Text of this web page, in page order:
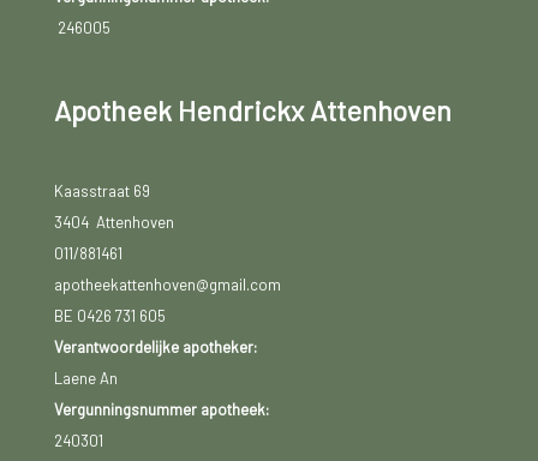
246005
Apotheek Hendrickx Attenhoven
Kaasstraat 69
3404 Attenhoven
011/881461
apotheekattenhoven@gmail.com
BE 0426 731 605
Verantwoordelijke apotheker:
Laene An
Vergunningsnummer apotheek:
240301